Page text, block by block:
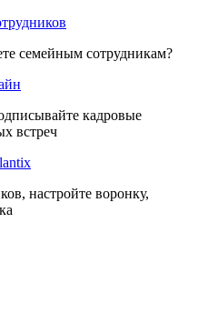
семейным сотрудникам?
кадровые
встреч
настройте воронку,